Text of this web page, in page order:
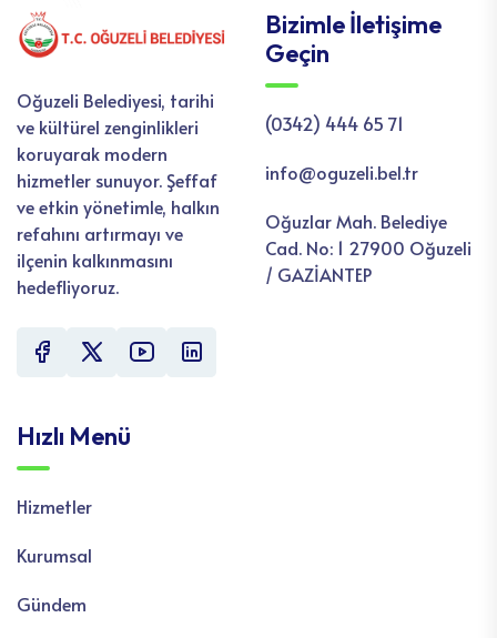
Oğuzeli Belediyesi, tarihi
ve kültürel zenginlikleri
koruyarak modern
hizmetler sunuyor. Şeffaf
ve etkin yönetimle, halkın
refahını artırmayı ve
ilçenin kalkınmasını
hedefliyoruz.
Bizimle İletişime
Geçin
(0342) 444 65 71
info@oguzeli.bel.tr
Oğuzlar Mah. Belediye
Cad. No: 1 27900 Oğuzeli
/ GAZİANTEP
Hızlı Menü
Hizmetler
Kurumsal
Gündem